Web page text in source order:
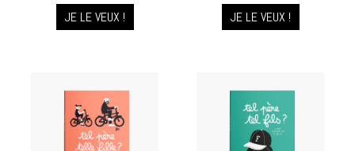
JE LE VEUX ! JE LE VEUX !